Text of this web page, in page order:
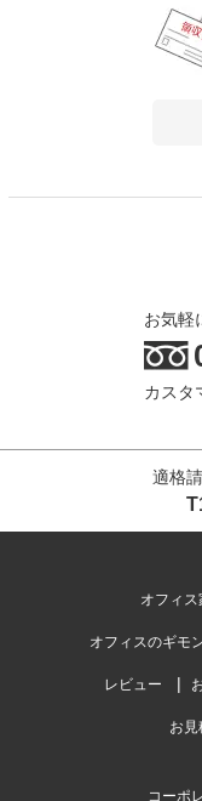
お気軽
カスタ
適格
オフィ
オフィスのギモ
レビュー
お見
コーポ